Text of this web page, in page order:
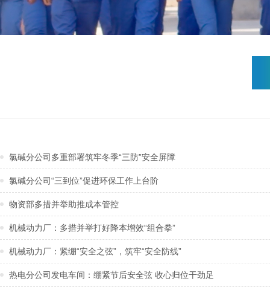
氯碱分公司多重部署筑牢冬季“三防”安全屏障
氯碱分公司“三到位”促进环保工作上台阶
物资部多措并举助推成本管控
机械动力厂：多措并举打好降本增效“组合拳”
机械动力厂：紧绷“安全之弦”，筑牢“安全防线”
热电分公司发电车间：绷紧节后安全弦 收心归位干劲足